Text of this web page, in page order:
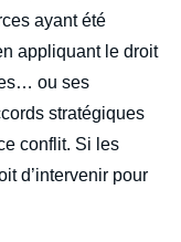
ayant été
appliquant le droit
ou ses
stratégiques
conflit. Si les
d’intervenir pour